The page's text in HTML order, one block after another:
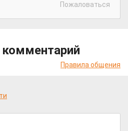
Пожаловаться
Правила общения